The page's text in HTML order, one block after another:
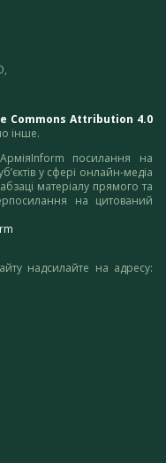
Commons Attribution 4.0
інше.
посилання на
у сфері онлайн-медіа
матеріалу прямого та
на цитований
надсилайте на адресу: